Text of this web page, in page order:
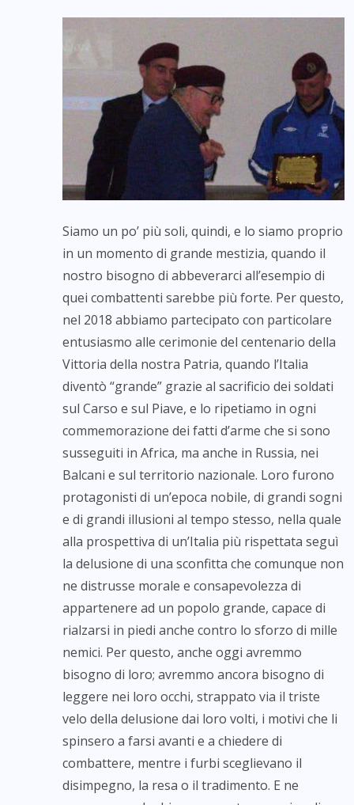
Siamo un po’ più soli, quindi, e lo siamo proprio
in un momento di grande mestizia, quando il
nostro bisogno di abbeverarci all’esempio di
quei combattenti sarebbe più forte. Per questo,
nel 2018 abbiamo partecipato con particolare
entusiasmo alle cerimonie del centenario della
Vittoria della nostra Patria, quando l’Italia
diventò “grande” grazie al sacrificio dei soldati
sul Carso e sul Piave, e lo ripetiamo in ogni
commemorazione dei fatti d’arme che si sono
susseguiti in Africa, ma anche in Russia, nei
Balcani e sul territorio nazionale. Loro furono
protagonisti di un’epoca nobile, di grandi sogni
e di grandi illusioni al tempo stesso, nella quale
alla prospettiva di un’Italia più rispettata seguì
la delusione di una sconfitta che comunque non
ne distrusse morale e consapevolezza di
appartenere ad un popolo grande, capace di
rialzarsi in piedi anche contro lo sforzo di mille
nemici. Per questo, anche oggi avremmo
bisogno di loro; avremmo ancora bisogno di
leggere nei loro occhi, strappato via il triste
velo della delusione dai loro volti, i motivi che li
spinsero a farsi avanti e a chiedere di
combattere, mentre i furbi sceglievano il
disimpegno, la resa o il tradimento. E ne